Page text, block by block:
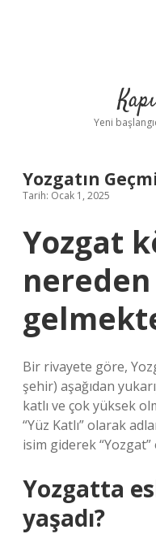
Yeni
Yozgatın
Tarih: Ocak 1, 2025
Yozgat
nereden
Bir rivayete göre,
şehir) aşağıdan
katlı ve çok yüksek
“Yüz Katlı” olarak
isim giderek
Yozgatta
yaşadı?